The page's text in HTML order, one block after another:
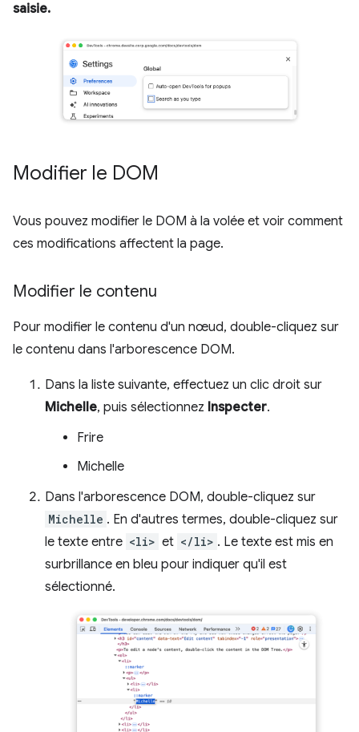
saisie.
Modifier le DOM
Vous pouvez modifier le DOM à la volée et voir comment
ces modifications affectent la page.
Modifier le contenu
Pour modifier le contenu d'un nœud, double-cliquez sur
le contenu dans l'arborescence DOM.
Dans la liste suivante, effectuez un clic droit sur
Michelle, puis sélectionnez Inspecter.
Frire
Michelle
Dans l'arborescence DOM, double-cliquez sur
Michelle . En d'autres termes, double-cliquez sur
le texte entre <li> et </li> . Le texte est mis en
surbrillance en bleu pour indiquer qu'il est
sélectionné.